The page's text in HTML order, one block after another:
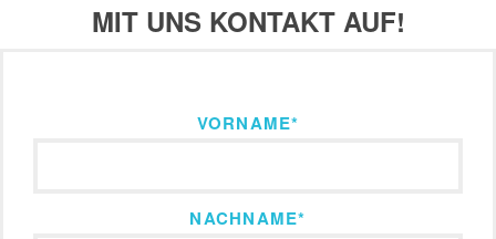
MIT UNS KONTAKT AUF!
VORNAME*
NACHNAME*